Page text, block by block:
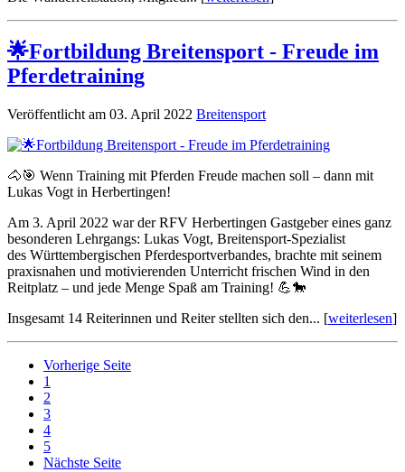
🌟Fortbildung Breitensport - Freude im
Pferdetraining
Veröffentlicht am 03. April 2022 Breitensport
🐴🎯 Wenn Training mit Pferden Freude machen soll – dann mit
Lukas Vogt in Herbertingen!
Am 3. April 2022 war der RFV Herbertingen Gastgeber eines ganz
besonderen Lehrgangs: Lukas Vogt, Breitensport-Spezialist
des Württembergischen Pferdesportverbandes, brachte mit seinem
praxisnahen und motivierenden Unterricht frischen Wind in den
Reitplatz – und jede Menge Spaß am Training! 💪🐎
Insgesamt 14 Reiterinnen und Reiter stellten sich den... [weiterlesen]
Vorherige Seite
1
2
3
4
5
Nächste Seite